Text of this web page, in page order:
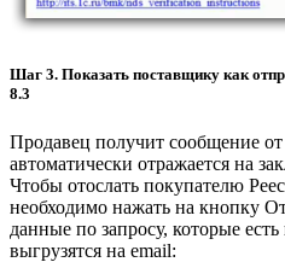
Шаг 3. Показать поставщику как
8.3
Продавец получит сообщение от
автоматически отражается на
Чтобы отослать покупателю
необходимо нажать на кнопку
данные по запросу, которые
выгрузятся на email: